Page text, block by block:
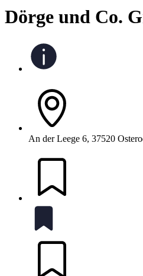
Dörge und Co.
An der Leege 6, 37520